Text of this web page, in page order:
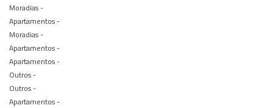
Moradias -
Apartamentos -
Moradias -
Apartamentos -
Apartamentos -
Outros -
Outros -
Apartamentos -